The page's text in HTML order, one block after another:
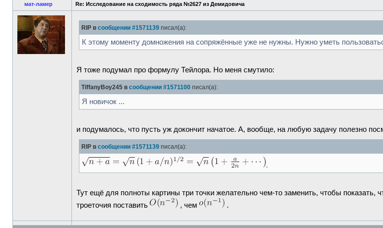
мат-ламер Re: Исследование на сходимость ряда №2627 из Демидовича
RIP в сообщении #1571139 писал(а):
К этому моменту домножения на сопряжённые уже не нужны. Нужно уметь
Я тоже подумал про формулу Тейлора. Но меня смутило:
TiffanyBoy245 в сообщении #1571100 писал(а):
Я новичок ...
и подумалось, что пусть уж докончит начатое. А, вообще, на любую задачу полезно
RIP в сообщении #1571139 писал(а):
.
Тут ещё для полноты картины три точки желательно чем-то заменить, чтобы показать,
троеточия поставить
, чем .